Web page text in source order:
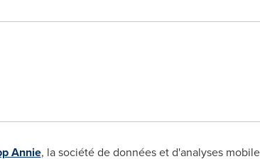
Annie, la société de données et d'analyses